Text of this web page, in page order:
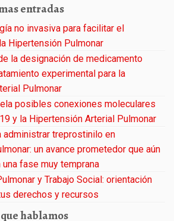
entradas
no invasiva para facilitar el
Hipertensión Pulmonar
la designación de medicamento
experimental para la
Pulmonar
posibles conexiones moleculares
y la Hipertensión Arterial Pulmonar
administrar treprostinilo en
un avance prometedor que aún
fase muy temprana
y Trabajo Social: orientación
derechos y recursos
hablamos